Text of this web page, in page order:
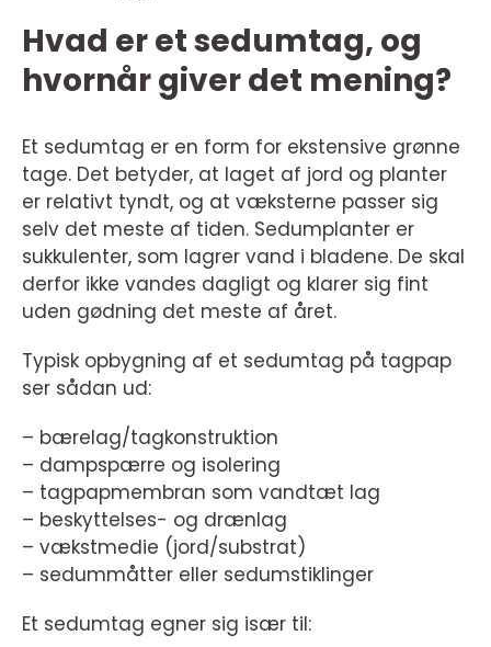
Hvad er et sedumtag, og
hvornår giver det mening?
Et sedumtag er en form for ekstensive grønne
tage. Det betyder, at laget af jord og planter
er relativt tyndt, og at væksterne passer sig
selv det meste af tiden. Sedumplanter er
sukkulenter, som lagrer vand i bladene. De skal
derfor ikke vandes dagligt og klarer sig fint
uden gødning det meste af året.
Typisk opbygning af et sedumtag på tagpap
ser sådan ud:
– bærelag/tagkonstruktion
– dampspærre og isolering
– tagpapmembran som vandtæt lag
– beskyttelses- og drænlag
– vækstmedie (jord/substrat)
– sedummåtter eller sedumstiklinger
Et sedumtag egner sig især til: